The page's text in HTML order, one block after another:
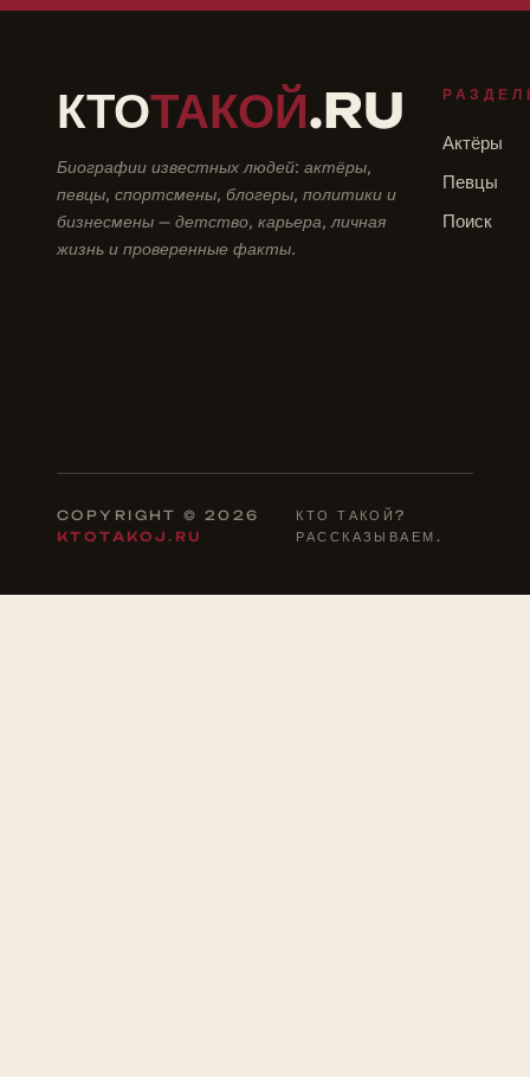
КТОТАКОЙ.RU
Биографии известных людей: актёры,
певцы, спортсмены, блогеры, политики и
бизнесмены — детство, карьера, личная
жизнь и проверенные факты.
Актёры
Певцы
Поиск
COPYRIGHT © 2026
KTOTAKOJ.RU
КТО ТАКОЙ?
РАССКАЗЫВАЕМ.